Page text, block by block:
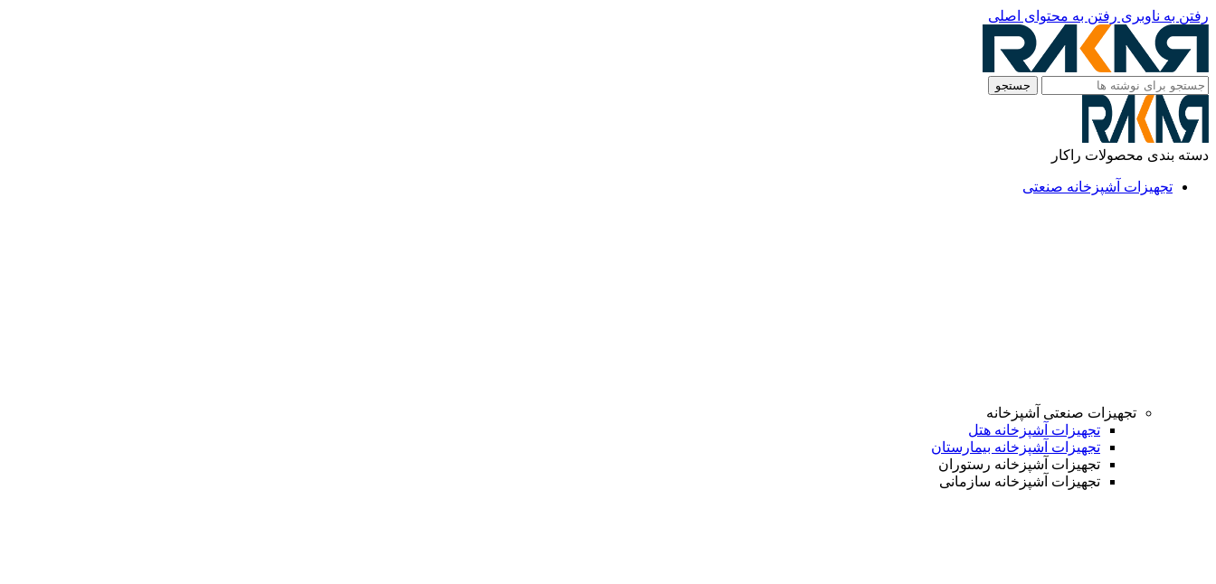
رفتن به ناوبری رفتن به محتوای اصلی
جستجو
دسته بندی محصولات راکار
تجهیزات آشپزخانه صنعتی
تجهیزات صنعتی آشپزخانه
تجهیزات آشپزخانه هتل
تجهیزات آشپزخانه بیمارستان
تجهیزات آشپزخانه رستوران
تجهیزات آشپزخانه سازمانی